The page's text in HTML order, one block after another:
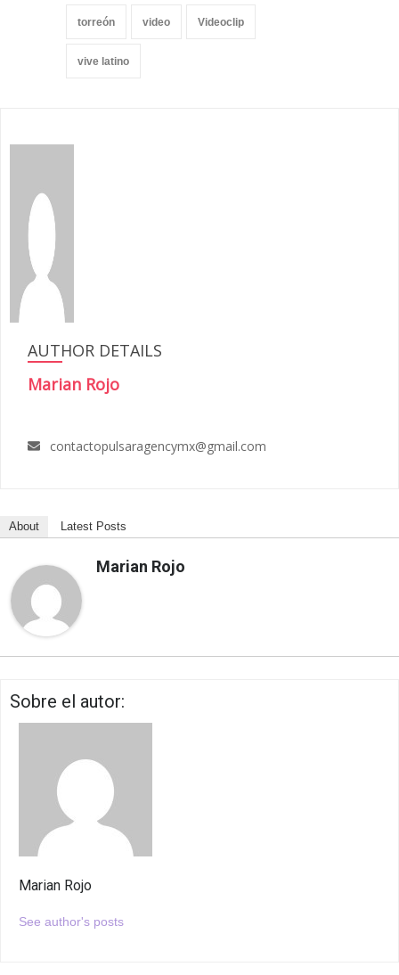
torreón video Videoclip
vive latino
AUTHOR DETAILS
Marian Rojo
contactopulsaragencymx@gmail.com
About Latest Posts
Marian Rojo
Sobre el autor:
Marian Rojo
See author's posts